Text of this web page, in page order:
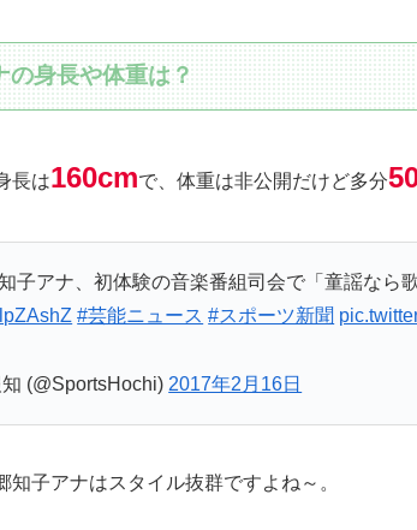
の身長や体重は？
長は160cmで、体重は非公開だけど多分
子アナ、初体験の音楽番組司会で「童謡なら
#芸能ニュース #スポーツ新聞
(@SportsHochi) 2017年2月16日
知子アナはスタイル抜群ですよね～。